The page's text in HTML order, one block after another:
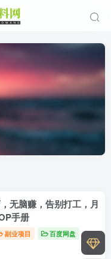
无脑赚，告别打工，月
手册
副业项目 百度网盘
0